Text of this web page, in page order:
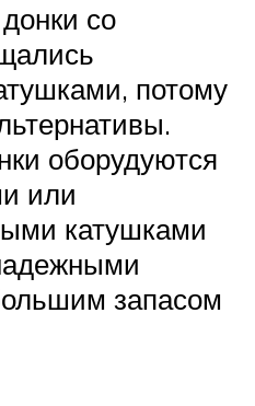
со
потому
оборудуются
или
катушками
запасом